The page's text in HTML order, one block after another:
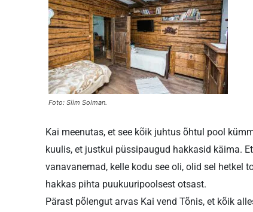
Foto: Siim Solman.
Kai meenutas, et see kõik juhtus õhtul pool
kuulis, et justkui püssipaugud hakkasid käima.
vanavanemad, kelle kodu see oli, olid sel hetkel
hakkas pihta puukuuripoolsest otsast.
Pärast põlengut arvas Kai vend Tõnis, et kõik